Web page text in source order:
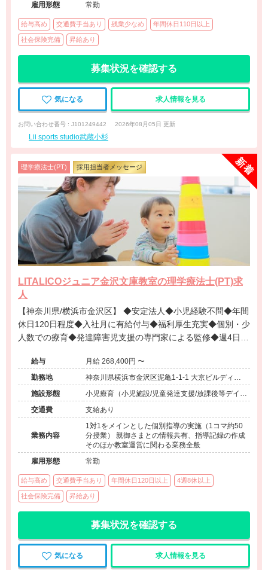
雇用形態
常勤
給与高め 交通費手当あり 残業少なめ 年間休日110日以上
社会保険完備 昇給あり
募集状況を確認する
気になる 求人情報を見る
お問い合わせ番号 : J101249442 2026年08月05日 更新
Lii sports studio武蔵小杉
理学療法士(PT) 採用担当者メッセージ
LITALICOジュニア金沢文庫教室の理学療法士(PT)求
人
【神奈川県/横浜市金沢区】 ◆安定法人◆小児経験不問◆年間
休日120日程度◆入社月に有給付与◆福利厚生充実◆個別・少
人数での療育◆発達障害児支援の専門家による監修◆週4日勤
給与
月給 268,400円 〜
勤務地
神奈川県横浜市金沢区泥亀1-1-1 大京ビルディン
グ4F
施設形態
小児療育（小児施設/児童発達支援/放課後等デイサ
ービス）
交通費 支給あり
業務内容
1対1をメインとした個別指導の実施（1コマ約50
分授業） 親御さまとの情報共有、指導記録の作成
そのほか教室運営に関わる業務全般
雇用形態
常勤
給与高め 交通費手当あり 年間休日120日以上 4週8休以上
社会保険完備 昇給あり
募集状況を確認する
気になる 求人情報を見る